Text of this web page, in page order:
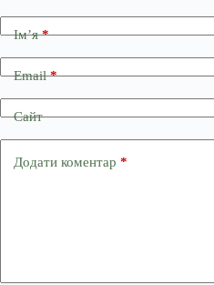
Ім’я*
Email*
Сайт
Додати коментар *